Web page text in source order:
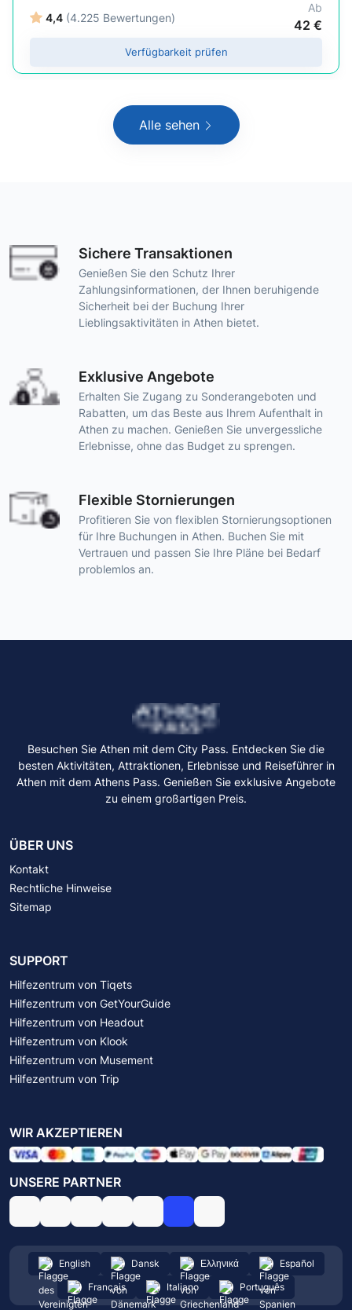
4,4 (4.225 Bewertungen)
Ab
42 €
Verfügbarkeit prüfen
Alle sehen
Sichere Transaktionen
Genießen Sie den Schutz Ihrer
Zahlungsinformationen, der Ihnen beruhigende
Sicherheit bei der Buchung Ihrer
Lieblingsaktivitäten in Athen bietet.
Exklusive Angebote
Erhalten Sie Zugang zu Sonderangeboten und
Rabatten, um das Beste aus Ihrem Aufenthalt in
Athen zu machen. Genießen Sie unvergessliche
Erlebnisse, ohne das Budget zu sprengen.
Flexible Stornierungen
Profitieren Sie von flexiblen Stornierungsoptionen
für Ihre Buchungen in Athen. Buchen Sie mit
Vertrauen und passen Sie Ihre Pläne bei Bedarf
problemlos an.
Besuchen Sie Athen mit dem City Pass. Entdecken Sie die
besten Aktivitäten, Attraktionen, Erlebnisse und Reiseführer in
Athen mit dem Athens Pass. Genießen Sie exklusive Angebote
zu einem großartigen Preis.
ÜBER UNS
Kontakt
Rechtliche Hinweise
Sitemap
SUPPORT
Hilfezentrum von Tiqets
Hilfezentrum von GetYourGuide
Hilfezentrum von Headout
Hilfezentrum von Klook
Hilfezentrum von Musement
Hilfezentrum von Trip
WIR AKZEPTIEREN
UNSERE PARTNER
English Dansk Ελληνικά
Español
Français
Italiano Português